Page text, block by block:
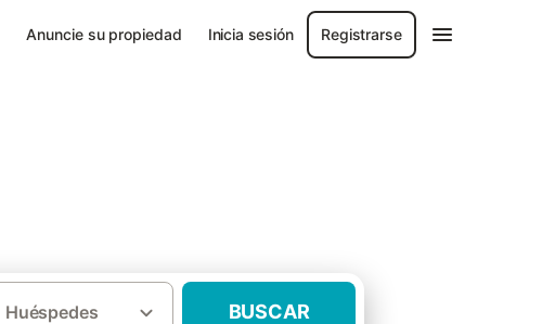
Anuncie su propiedad Inicia sesión Registrarse
Huéspedes BUSCAR